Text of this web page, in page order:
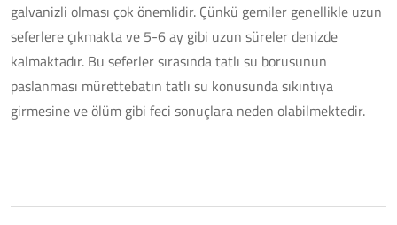
galvanizli olması çok önemlidir. Çünkü gemiler genellikle uzun
seferlere çıkmakta ve 5-6 ay gibi uzun süreler denizde
kalmaktadır. Bu seferler sırasında tatlı su borusunun
paslanması mürettebatın tatlı su konusunda sıkıntıya
girmesine ve ölüm gibi feci sonuçlara neden olabilmektedir.